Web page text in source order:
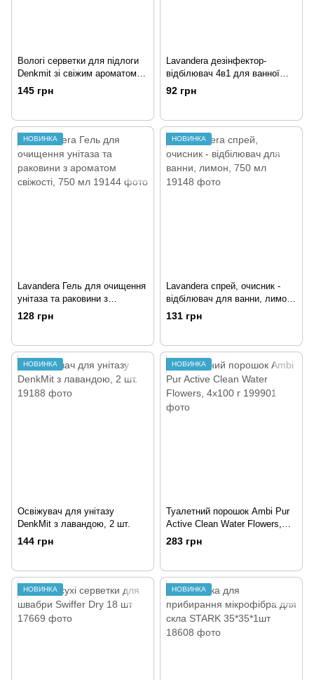
Вологі серветки для підлоги
Denkmit зі свіжим ароматом,
15 шт.
145 грн
Lavandera дезінфектор-
відбілювач 4в1 для ванної
кімнати класичний,
універсальний, 2 л
92 грн
НОВИНКА
Lavandera Гель для очищення
унітаза та раковини з
ароматом свіжості, 750 мл
128 грн
НОВИНКА
Lavandera спрей, очисник -
відбілювач для ванни, лимон,
750 мл
131 грн
НОВИНКА
Освіжувач для унітазу
DenkMit з лавандою, 2 шт.
144 грн
НОВИНКА
Туалетний порошок Ambi Pur
Active Clean Water Flowers,
4x100 г
283 грн
НОВИНКА НОВИНКА